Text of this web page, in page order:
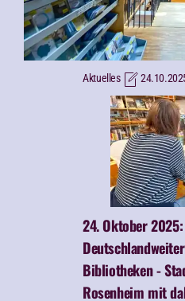
Wir waren beim
der